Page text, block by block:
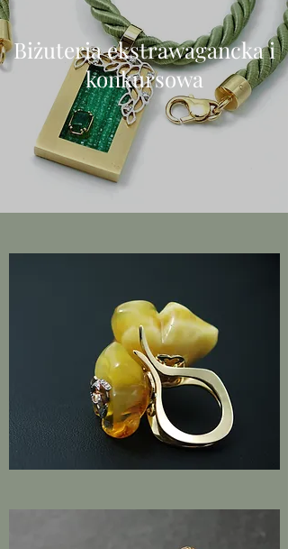
Biżuteria ekstrawagancka i
konkursowa